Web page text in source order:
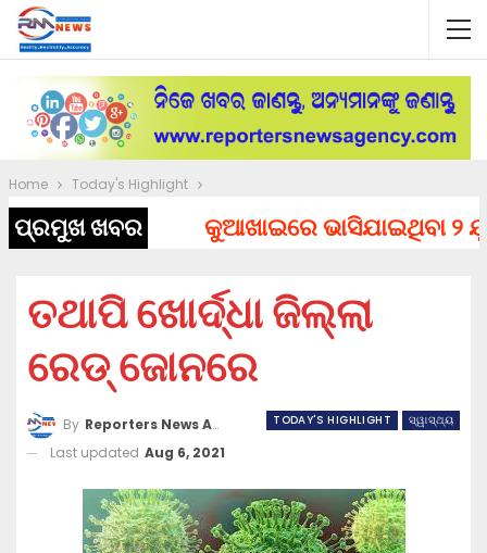
Home Today's Highlight
ପ୍ରମୁଖ ଖବର କୁଆଖାଇରେ ଭାସିଯାଇଥିବା ୨
ତଥାପି ଖୋର୍ଦ୍ଧା ଜିଲ୍ଲା
ରେଡ୍ ଜୋନରେ
TODAY'S HIGHLIGHT ସ୍ୱାସ୍ଥ୍ୟ
By Reporters News Agency
Last updated Aug 6, 2021